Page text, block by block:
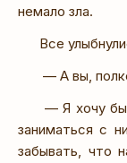
немало зла.
Все
— А вы,
— Я хочу
заниматься с
забывать, что